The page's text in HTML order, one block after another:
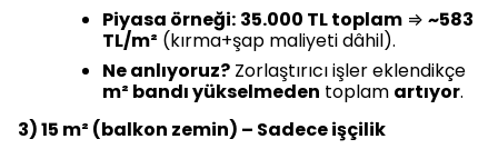
Piyasa örneği: 35.000 TL toplam ⇒ ~583
TL/m² (kırma+şap maliyeti dâhil).
Ne anlıyoruz? Zorlaştırıcı işler eklendikçe
m² bandı yükselmeden toplam artıyor.
3) 15 m² (balkon zemin) – Sadece işçilik